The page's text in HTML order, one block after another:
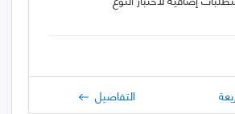
التفاصيل